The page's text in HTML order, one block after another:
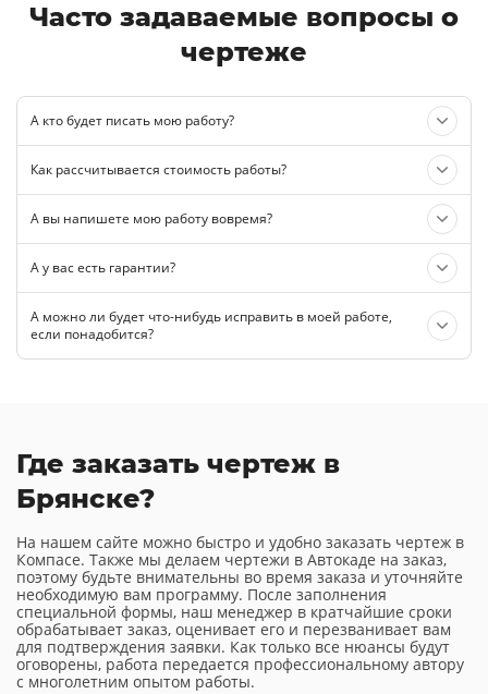
Часто задаваемые вопросы о
чертеже
А кто будет писать мою работу?
Как рассчитывается стоимость работы?
А вы напишете мою работу вовремя?
А у вас есть гарантии?
А можно ли будет что-нибудь исправить в моей работе,
если понадобится?
Где заказать чертеж в
Брянске?
На нашем сайте можно быстро и удобно заказать чертеж в
Компасе. Также мы делаем чертежи в Автокаде на заказ,
поэтому будьте внимательны во время заказа и уточняйте
необходимую вам программу. После заполнения
специальной формы, наш менеджер в кратчайшие сроки
обрабатывает заказ, оценивает его и перезванивает вам
для подтверждения заявки. Как только все нюансы будут
оговорены, работа передается профессиональному автору
с многолетним опытом работы.